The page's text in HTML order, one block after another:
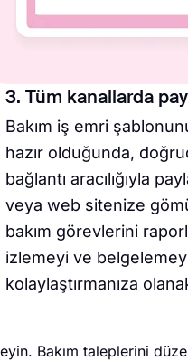
3. Tüm kanallarda
Bakım iş emri
hazır olduğunda,
bağlantı aracılığıyla
veya web sitenize
bakım görevlerini
izlemeyi ve
kolaylaştırmanıza
Bakım taleplerini